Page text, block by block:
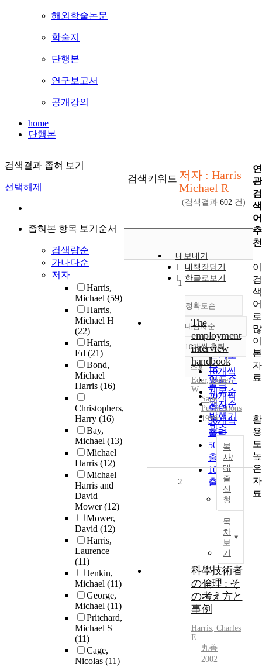
해외학술논문
학술지
단행본
연구보고서
공개강의
home
단행본
검색결과 좁혀 보기
선택해제
좁혀본 항목 보기순서
검색량순
가나다순
저자
Harris,
Michael (59)
Harris,
Michael H
(22)
Harris,
Ed (21)
Bond,
Michael
Harris (16)
Christophers,
Harry (16)
Bay,
Michael (13)
Michael
Harris (12)
Michael
Harris and
David
Mower(12)
Mower,
David (12)
Harris,
Laurence
(11)
Jenkin,
Michael (11)
George,
Michael (11)
Pritchard,
Michael S
(11)
Cage,
Nicolas (11)
검색키워드 저자 : Harris
Michael R
(검색결과 602 건)
내보내기
내책장담기
한글로보기
정확도순
정확도
순
인기도
순
연도순
제목순
저자순
발행기
관순
내림차순
내림차순
10개씩 출력
10개씩
출력
20개씩
출력
30개씩
출력
50개씩
출력
100개씩
출력
조회
1
The
employment
interview
handbook
Eder, Robert
W.
Sage
Publications
1999
복
사/
대
출
신
청
목
차
보
기
2
科學技術者
の倫理 : そ
の考え方と
事例
Harris, Charles
E
丸善
2002
연
관
검
색
어
추
천
이
검
색
어
로
많
이
본
자
료
활
용
도
높
은
자
료